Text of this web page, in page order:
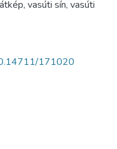
, vasúti sín, vasúti
171020